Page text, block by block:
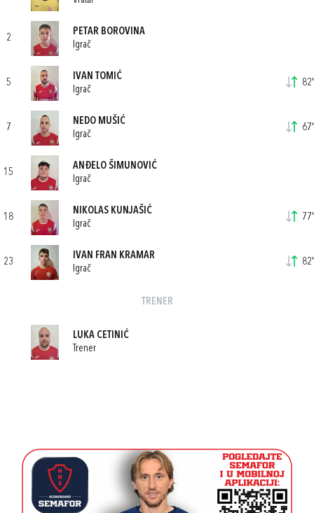
2
PETAR BOROVINA
Igrač
5
IVAN TOMIĆ
Igrač
82'
7
NEDO MUŠIĆ
Igrač
67'
15
ANĐELO ŠIMUNOVIĆ
Igrač
18
NIKOLAS KUNJAŠIĆ
Igrač
77'
23
IVAN FRAN KRAMAR
Igrač
82'
TRENER
LUKA CETINIĆ
Trener